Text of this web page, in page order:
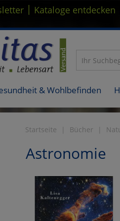
| Kataloge entdecken
& Wohlbefinden
Startseite Bücher
Astronomie